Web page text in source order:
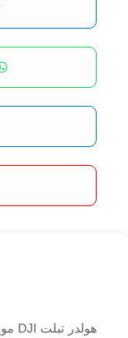
هولدر تبلت DJI مویک و اسپارک